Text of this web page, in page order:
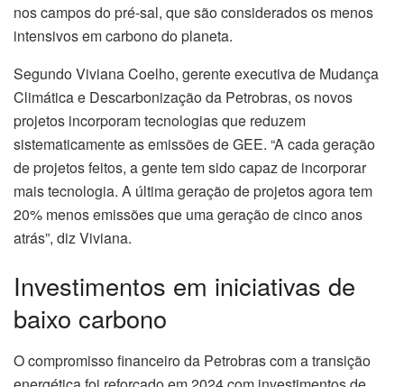
nos campos do pré-sal, que são considerados os menos
intensivos em carbono do planeta.
Segundo Viviana Coelho, gerente executiva de Mudança
Climática e Descarbonização da Petrobras, os novos
projetos incorporam tecnologias que reduzem
sistematicamente as emissões de GEE. “A cada geração
de projetos feitos, a gente tem sido capaz de incorporar
mais tecnologia. A última geração de projetos agora tem
20% menos emissões que uma geração de cinco anos
atrás”, diz Viviana.
Investimentos em iniciativas de
baixo carbono
O compromisso financeiro da Petrobras com a transição